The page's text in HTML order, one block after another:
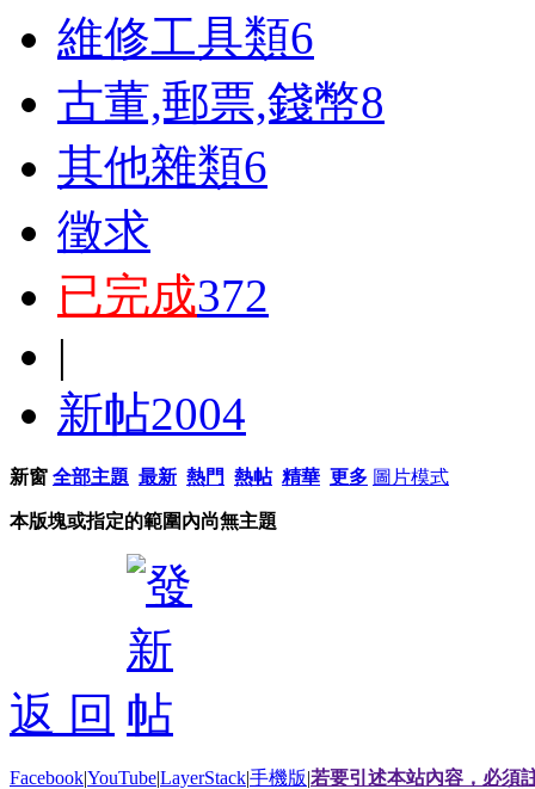
維修工具類6
古董,郵票,錢幣8
其他雜類6
徵求
已完成372
|
新帖2004
新窗 全部主題 最新 熱門 熱帖 精華 更多 圖片模式
本版塊或指定的範圍內尚無主題
返 回
Facebook|YouTube|LayerStack|手機版|若要引述本站內容，必須